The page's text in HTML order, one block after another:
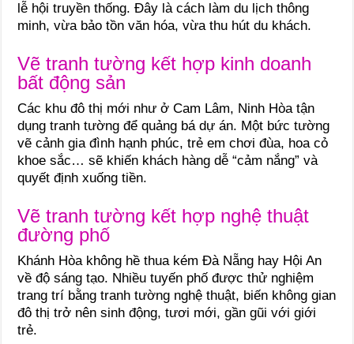
lễ hội truyền thống. Đây là cách làm du lịch thông
minh, vừa bảo tồn văn hóa, vừa thu hút du khách.
Vẽ tranh tường kết hợp kinh doanh
bất động sản
Các khu đô thị mới như ở Cam Lâm, Ninh Hòa tận
dụng tranh tường để quảng bá dự án. Một bức tường
vẽ cảnh gia đình hạnh phúc, trẻ em chơi đùa, hoa cỏ
khoe sắc… sẽ khiến khách hàng dễ “cảm nắng” và
quyết định xuống tiền.
Vẽ tranh tường kết hợp nghệ thuật
đường phố
Khánh Hòa không hề thua kém Đà Nẵng hay Hội An
về độ sáng tạo. Nhiều tuyến phố được thử nghiệm
trang trí bằng tranh tường nghệ thuật, biến không gian
đô thị trở nên sinh động, tươi mới, gần gũi với giới
trẻ.